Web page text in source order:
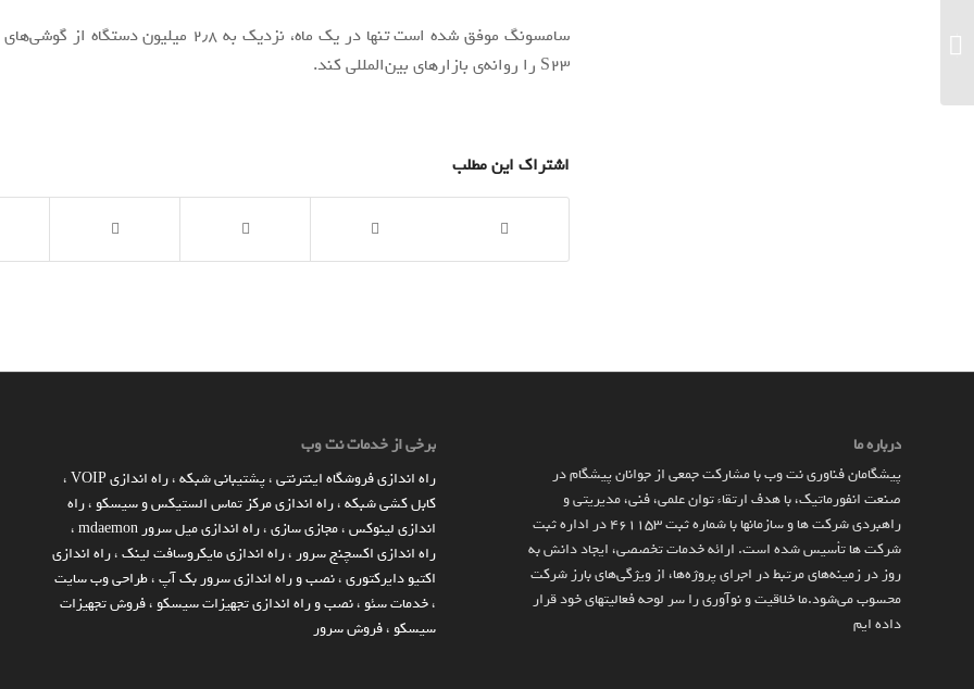
سامسونگ موفق شده است تنها در یک ماه، نزدیک‌ به ۲٫۸ میلیون
S23 را روانه‌ی بازارهای بین‌المللی کند.
اشتراک این مطلب
برخی از خدمات نت وب
راه اندازي فروشگاه اينترنتي،پشتیبانی شبکه،راه اندازی VOIP
،
کابل کشی شبکه،راه اندازی مرکز تماس الستیکس و سیسکو،راه
اندازی لینوکس،مجازی سازی،راه اندازی میل سرور mdaemon
،
راه اندازی اکسچنج سرور،راه اندازی مایکروسافت لینک،راه اندازی
اکتیو دایرکتوری،نصب و راه اندازی سرور بک آپ،طراحی وب سایت
،خدمات سئو،نصب و راه اندازی تجهیزات سیسکو،فروش تجهیزات
سیسکو،فروش سرور
درباره ما
پیشگامان فناوری نت وب با مشارکت جمعی از جوانان پیشگام در
صنعت انفورماتیک، با هدف ارتقاء توان علمی، فنی، مدیریتی و
راهبردی شرکت ها و سازمان­ها با شماره ثبت 461153 در اداره ثبت
شرکت ها تأسیس شده است. ارائه خدمات تخصصی، ایجاد دانش به‌
روز در زمینه‌های مرتبط در اجرای پروژه‌ها، از ویژگی‌های بارز شرکت
محسوب می‌شود.ما خلاقیت و نوآوری را سر لوحه فعالیتهای خود قرار
داده ایم
جذاب با قیمت پرچمدار...